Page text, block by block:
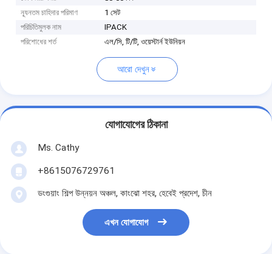
ন্যূনতম চাহিদার পরিমাণ
1 সেট
পরিচিতিমুলক নাম
IPACK
পরিশোধের শর্ত
এল/সি, টি/টি, ওয়েস্টার্ন ইউনিয়ন
আরো দেখুন
যোগাযোগের ঠিকানা
Ms. Cathy
+8615076729761
ডংগুয়াং শিল্প উন্নয়ন অঞ্চল, কাংঝো শহর, হেবেই প্রদেশ, চীন
এখন যোগাযোগ